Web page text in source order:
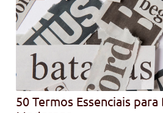
50 Termos Essenciais